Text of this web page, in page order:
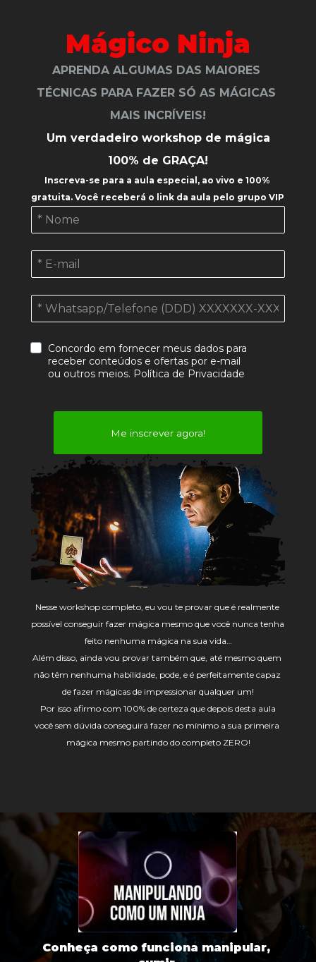
Mágico Ninja
APRENDA ALGUMAS DAS MAIORES
TÉCNICAS PARA FAZER SÓ AS MÁGICAS
MAIS INCRÍVEIS!
Um verdadeiro workshop de mágica
100% de GRAÇA!
Concordo em fornecer meus dados para
receber conteúdos e ofertas por e-mail
ou outros meios. Política de Privacidade
Me inscrever agora!
Nesse workshop completo, eu vou te provar que é realmente
possível conseguir fazer mágica mesmo que você nunca tenha
feito nenhuma mágica na sua vida…
Além disso, ainda vou provar também que, até mesmo quem
não têm nenhuma habilidade, pode, e é perfeitamente capaz
de fazer mágicas de impressionar qualquer um!
você sem dúvida conseguirá fazer no mínimo a sua primeira
mágica mesmo partindo do completo ZERO!
Inscreva-se para a aula especial, ao vivo e 100%
gratuita. Você receberá o link da aula pelo grupo VIP
Conheça como funciona manipular,